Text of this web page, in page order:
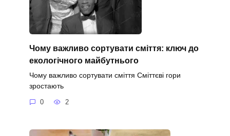
Чому важливо сортувати сміття: ключ до
екологічного майбутнього
Чому важливо сортувати сміття Сміттєві гори
зростають
0 2